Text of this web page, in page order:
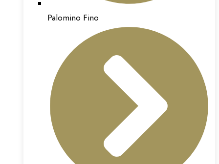
Palomino Fino